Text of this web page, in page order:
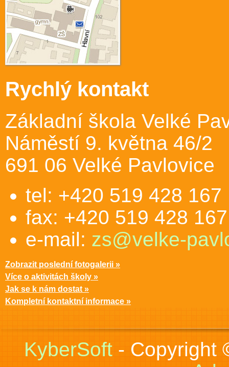
Rychlý kontakt
Základní škola Velké
Náměstí 9. května 46/2
691 06 Velké Pavlovice
tel: +420 519 428 167
fax: +420 519 428 167
e-mail: zs@velke-
Zobrazit poslední fotogalerii »
Více o aktivitách školy »
Jak se k nám dostat »
Kompletní kontaktní informace »
KyberSoft- Copyright